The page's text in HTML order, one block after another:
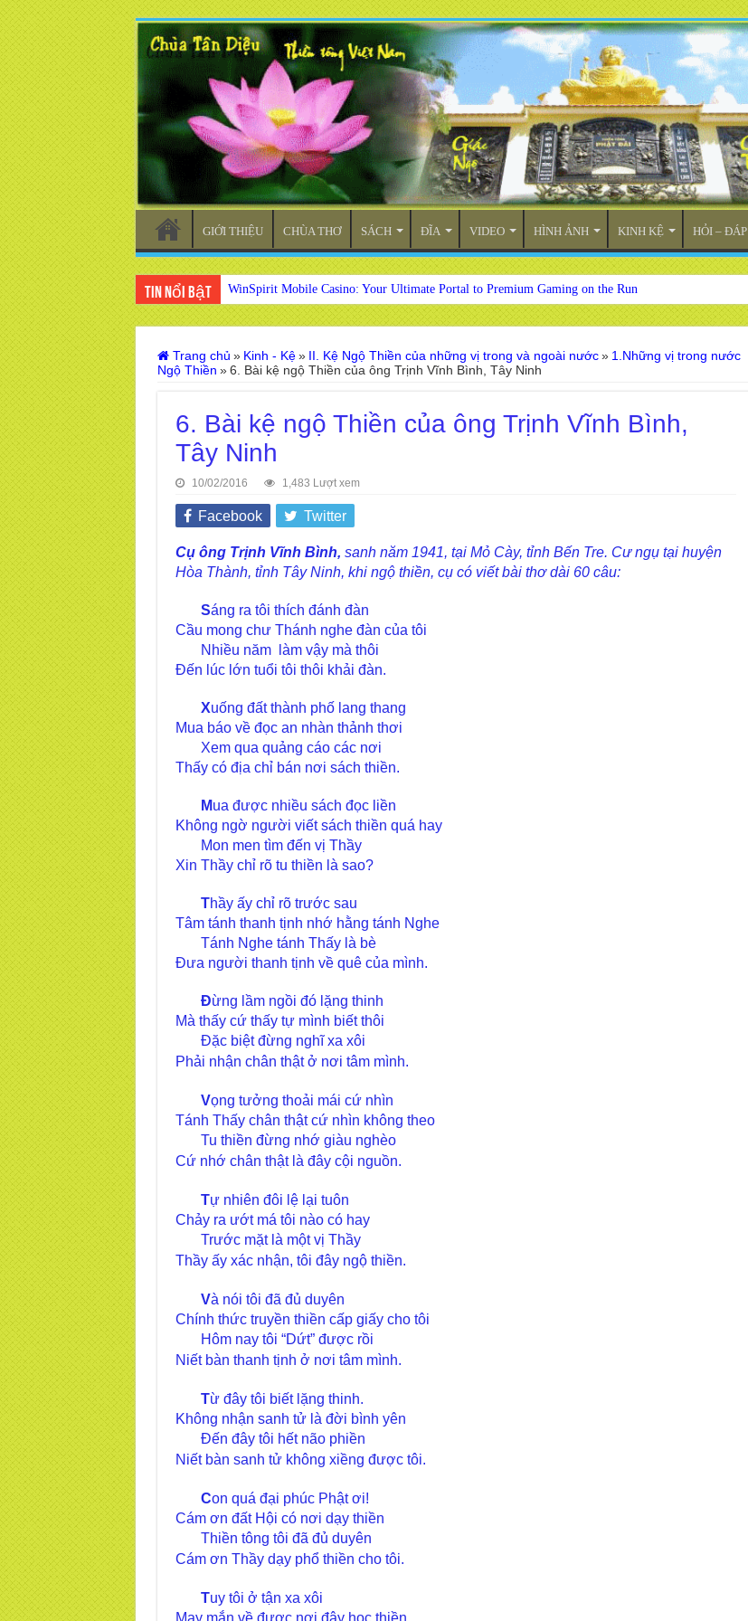
GIỚI THIỆU CHÙA THƠ SÁCH ĐĨA VIDEO HÌNH ẢNH KINH KỆ HỎI – ĐÁP
Tin nổi bật WinSpirit Mobile Casino: Your Ultimate Portal to Premium Gaming on the Run
Trang chủ » Kinh - Kệ » II. Kệ Ngộ Thiền của những vị trong và ngoài nước » 1.Những vị trong nước
Ngộ Thiền » 6. Bài kệ ngộ Thiền của ông Trịnh Vĩnh Bình, Tây Ninh
6. Bài kệ ngộ Thiền của ông Trịnh Vĩnh Bình,
Tây Ninh
10/02/2016 1,483 Lượt xem
Facebook Twitter
Cụ ông Trịnh Vĩnh Bình, sanh năm 1941, tại Mỏ Cày, tỉnh Bến Tre. Cư ngụ tại huyện
Hòa Thành, tỉnh Tây Ninh, khi ngộ thiền, cụ có viết bài thơ dài 60 câu:
Sáng ra tôi thích đánh đàn
Cầu mong chư Thánh nghe đàn của tôi
Nhiều năm làm vậy mà thôi
Đến lúc lớn tuổi tôi thôi khải đàn.
Xuống đất thành phố lang thang
Mua báo về đọc an nhàn thảnh thơi
Xem qua quảng cáo các nơi
Thấy có địa chỉ bán nơi sách thiền.
Mua được nhiều sách đọc liền
Không ngờ người viết sách thiền quá hay
Mon men tìm đến vị Thầy
Xin Thầy chỉ rõ tu thiền là sao?
Thầy ấy chỉ rõ trước sau
Tâm tánh thanh tịnh nhớ hằng tánh Nghe
Tánh Nghe tánh Thấy là bè
Đưa người thanh tịnh về quê của mình.
Đừng lầm ngồi đó lặng thinh
Mà thấy cứ thấy tự mình biết thôi
Đặc biệt đừng nghĩ xa xôi
Phải nhận chân thật ở nơi tâm mình.
Vọng tưởng thoải mái cứ nhìn
Tánh Thấy chân thật cứ nhìn không theo
Tu thiền đừng nhớ giàu nghèo
Cứ nhớ chân thật là đây cội nguồn.
Tự nhiên đôi lệ lại tuôn
Chảy ra ướt má tôi nào có hay
Trước mặt là một vị Thầy
Thầy ấy xác nhận, tôi đây ngộ thiền.
Và nói tôi đã đủ duyên
Chính thức truyền thiền cấp giấy cho tôi
Hôm nay tôi “Dứt” được rồi
Niết bàn thanh tịnh ở nơi tâm mình.
Từ đây tôi biết lặng thinh.
Không nhận sanh tử là đời bình yên
Đến đây tôi hết não phiền
Niết bàn sanh tử không xiềng được tôi.
Con quá đại phúc Phật ơi!
Cám ơn đất Hội có nơi dạy thiền
Thiền tông tôi đã đủ duyên
Cám ơn Thầy dạy phổ thiền cho tôi.
Tuy tôi ở tận xa xôi
May mắn về được nơi đây học thiền